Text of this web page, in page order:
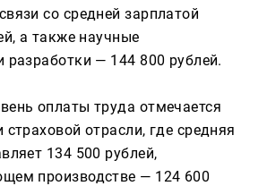
со средней зарплатой
а также научные
разработки — 144 800 рублей.
оплаты труда отмечается
отрасли, где средняя
134 500 рублей,
производстве — 124 600